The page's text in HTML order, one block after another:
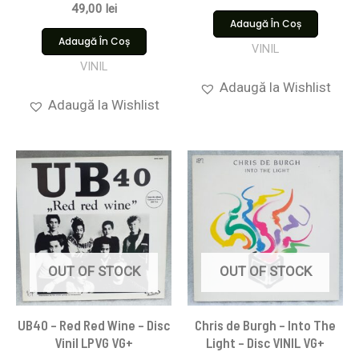
49,00 lei
Adaugă În Coș
VINIL
Adaugă la Wishlist
Adaugă În Coș
VINIL
Adaugă la Wishlist
OUT OF STOCK
UB40 – Red Red Wine – Disc
Vinil LPVG VG+
OUT OF STOCK
Chris de Burgh – Into The
Light – Disc VINIL VG+